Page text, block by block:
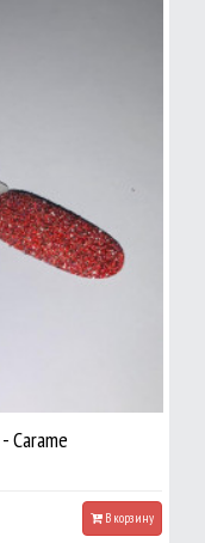
Carame
В корзину